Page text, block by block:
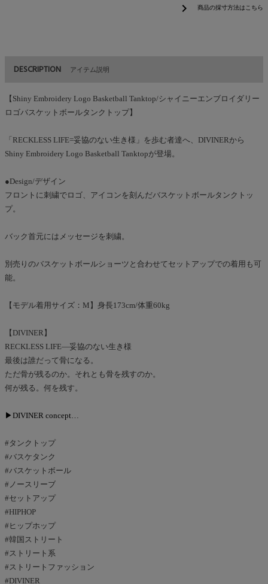
chevron_right 商品の採寸方法はこちら
DESCRIPTION アイテム説明
【Shiny Embroidery Logo Basketball Tanktop/シャイニーエンブロイダリー
ロゴバスケットボールタンクトップ】
「RECKLESS LIFE=妥協のない生き様」を歩む者達へ、DIVINERから
Shiny Embroidery Logo Basketball Tanktopが登場。
●Design/デザイン
フロントに刺繍でロゴ、アイコンを刻んだバスケットボールタンクトッ
プ。
バック首元にはメッセージを刺繍。
別売りのバスケットボールショーツと合わせてセットアップでの着用も可
能。
【モデル着用サイズ：M】身長173cm/体重60kg
【DIVINER】
RECKLESS LIFE―妥協のない生き様
最後は誰だって骨になる。
ただ骨が残るのか。それとも骨を残すのか。
何が残る。何を残す。
▶DIVINER concept…
#タンクトップ
#バスケタンク
#バスケットボール
#ノースリーブ
#セットアップ
#HIPHOP
#ヒップホップ
#韓国ストリート
#ストリート系
#ストリートファッション
#DIVINER